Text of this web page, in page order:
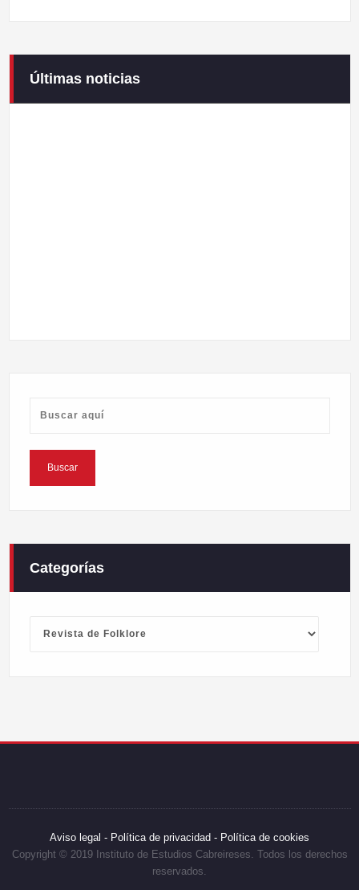
Últimas noticias
Campaneirus 2026
Categorías
Aviso legal - Política de privacidad - Política de cookies
Copyright © 2019 Instituto de Estudios Cabreireses. Todos los derechos
reservados.